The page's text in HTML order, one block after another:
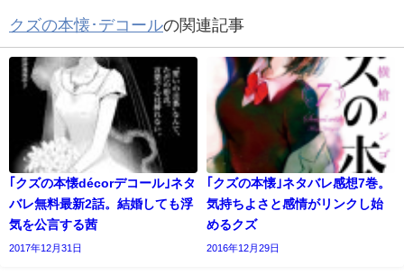
クズの本懐･デコールの関連記事
｢クズの本懐décorデコール｣ネタ
バレ無料最新2話。結婚しても浮
気を公言する茜
2017年12月31日
｢クズの本懐｣ネタバレ感想7巻。
気持ちよさと感情がリンクし始
めるクズ
2016年12月29日